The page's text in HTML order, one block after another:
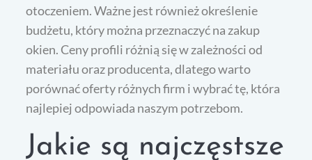
otoczeniem. Ważne jest również określenie
budżetu, który można przeznaczyć na zakup
okien. Ceny profili różnią się w zależności od
materiału oraz producenta, dlatego warto
porównać oferty różnych firm i wybrać tę, która
najlepiej odpowiada naszym potrzebom.
Jakie są najczęstsze